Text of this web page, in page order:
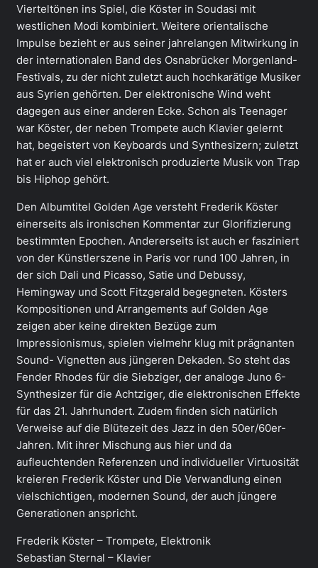
Vierteltönen ins Spiel, die Köster in Soudasi mit
westlichen Modi kombiniert. Weitere orientalische
Impulse bezieht er aus seiner jahrelangen Mitwirkung in
der internationalen Band des Osnabrücker Morgenland-
Festivals, zu der nicht zuletzt auch hochkarätige Musiker
aus Syrien gehörten. Der elektronische Wind weht
dagegen aus einer anderen Ecke. Schon als Teenager
war Köster, der neben Trompete auch Klavier gelernt
hat, begeistert von Keyboards und Synthesizern; zuletzt
hat er auch viel elektronisch produzierte Musik von Trap
bis Hiphop gehört.
Den Albumtitel Golden Age versteht Frederik Köster
einerseits als ironischen Kommentar zur Glorifizierung
bestimmten Epochen. Andererseits ist auch er fasziniert
von der Künstlerszene in Paris vor rund 100 Jahren, in
der sich Dali und Picasso, Satie und Debussy,
Hemingway und Scott Fitzgerald begegneten. Kösters
Kompositionen und Arrangements auf Golden Age
zeigen aber keine direkten Bezüge zum
Impressionismus, spielen vielmehr klug mit prägnanten
Sound- Vignetten aus jüngeren Dekaden. So steht das
Fender Rhodes für die Siebziger, der analoge Juno 6-
Synthesizer für die Achtziger, die elektronischen Effekte
für das 21. Jahrhundert. Zudem finden sich natürlich
Verweise auf die Blütezeit des Jazz in den 50er/60er-
Jahren. Mit ihrer Mischung aus hier und da
aufleuchtenden Referenzen und individueller Virtuosität
kreieren Frederik Köster und Die Verwandlung einen
vielschichtigen, modernen Sound, der auch jüngere
Generationen anspricht.
Frederik Köster – Trompete, Elektronik
Sebastian Sternal – Klavier